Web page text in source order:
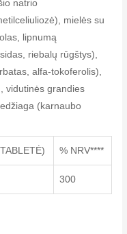
natrio
mielės su
lipnumą
riebalų rūgštys),
alfa-tokoferolis),
vidutinės grandies
(karnaubo
% NRV****
300